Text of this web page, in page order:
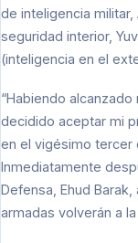
de inteligencia
seguridad interior,
(inteligencia en el
“Habiendo
decidido aceptar mi
en el vigésimo tercer
Inmediatamente
Defensa, Ehud
armadas volverán a la